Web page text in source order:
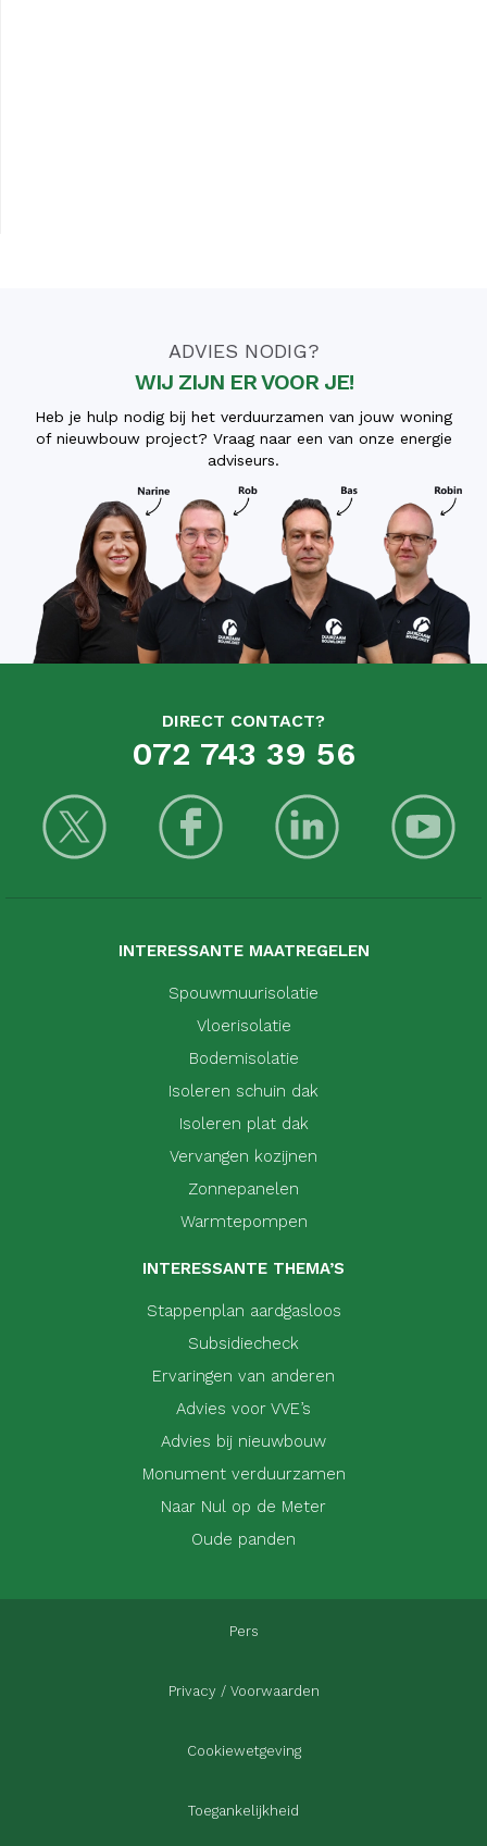
ADVIES NODIG?
WIJ ZIJN ER VOOR JE!
Heb je hulp nodig bij het verduurzamen van jouw woning
of nieuwbouw project? Vraag naar een van onze energie
adviseurs.
DIRECT CONTACT?
072 743 39 56
INTERESSANTE MAATREGELEN
Spouwmuurisolatie
Vloerisolatie
Bodemisolatie
Isoleren schuin dak
Isoleren plat dak
Vervangen kozijnen
Zonnepanelen
Warmtepompen
INTERESSANTE THEMA’S
Stappenplan aardgasloos
Subsidiecheck
Ervaringen van anderen
Advies voor VVE’s
Advies bij nieuwbouw
Monument verduurzamen
Naar Nul op de Meter
Oude panden
Pers
Privacy / Voorwaarden
Cookiewetgeving
Toegankelijkheid